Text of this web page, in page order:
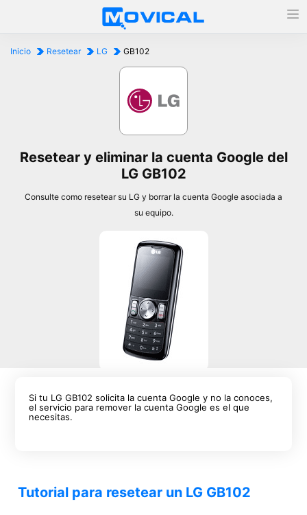
Inicio Resetear LG GB102
Resetear y eliminar la cuenta Google del
LG GB102
Consulte como resetear su LG y borrar la cuenta Google asociada a
su equipo.
Si tu LG GB102 solicita la cuenta Google y no la conoces,
el servicio para remover la cuenta Google es el que
necesitas.
Tutorial para resetear un LG GB102